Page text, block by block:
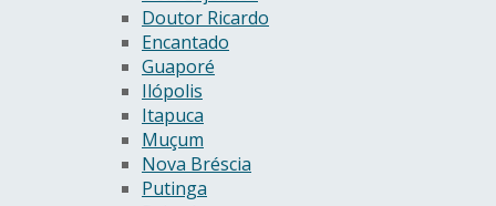
Doutor Ricardo
Encantado
Guaporé
Ilópolis
Itapuca
Muçum
Nova Bréscia
Putinga